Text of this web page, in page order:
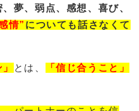
夢、弱点、感想、喜び、
情” についても話さなくて
とは、
「信じ合うこと」